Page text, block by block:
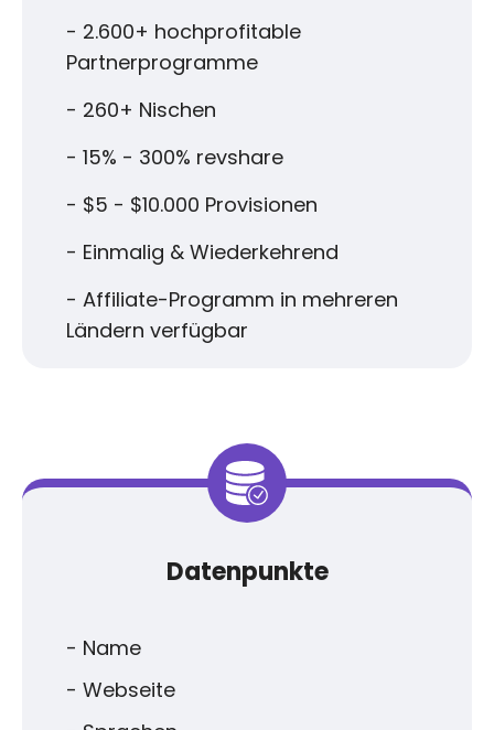
- 2.600+ hochprofitable
Partnerprogramme
- 260+ Nischen
- 15% - 300% revshare
- $5 - $10.000 Provisionen
- Einmalig & Wiederkehrend
- Affiliate-Programm in mehreren
Ländern verfügbar
Datenpunkte
- Name
- Webseite